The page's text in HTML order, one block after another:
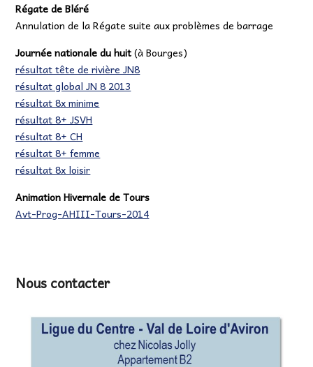
Régate de Bléré
Annulation de la Régate suite aux problèmes de barrage
Journée nationale du huit(à Bourges)
résultat tête de rivière JN8
résultat global JN 8 2013
résultat 8x minime
résultat 8+ JSVH
résultat 8+ CH
résultat 8+ femme
résultat 8x loisir
Animation Hivernale de Tours
Avt-Prog-AHIII-Tours-2014
Nous contacter